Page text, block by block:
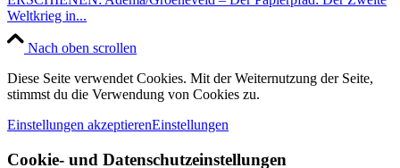
Weltkrieg in...
Nach oben scrollen
Diese Seite verwendet Cookies. Mit der Weiternutzung der Seite,
stimmst du die Verwendung von Cookies zu.
Einstellungen akzeptierenEinstellungen
Cookie- und Datenschutzeinstellungen